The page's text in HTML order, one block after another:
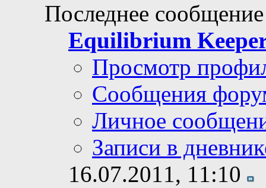
Последнее
Equilibrium
Просмотр
Сообщения
Личное
Записи в
16.07.2011, 11:10